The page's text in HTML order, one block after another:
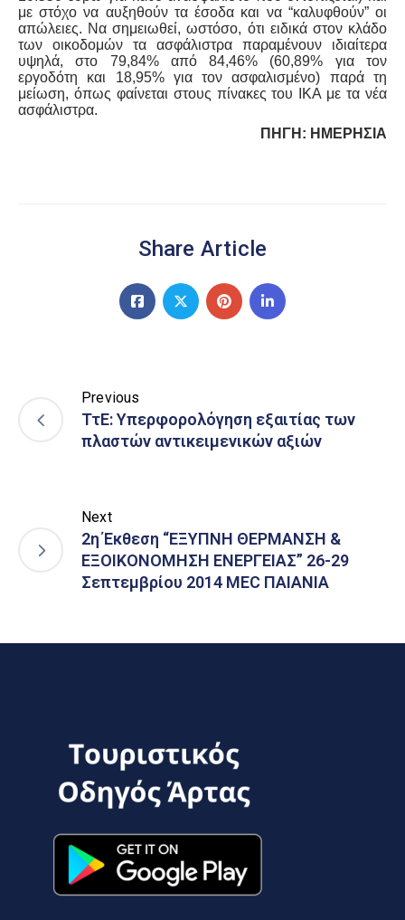
με στόχο να αυξηθούν τα έσοδα και να “καλυφθούν” οι
απώλειες. Να σημειωθεί, ωστόσο, ότι ειδικά στον κλάδο
των οικοδομών τα ασφάλιστρα παραμένουν ιδιαίτερα
υψηλά, στο 79,84% από 84,46% (60,89% για τον
εργοδότη και 18,95% για τον ασφαλισμένο) παρά τη
μείωση, όπως φαίνεται στους πίνακες του ΙΚΑ με τα νέα
ασφάλιστρα.
ΠΗΓΗ: ΗΜΕΡΗΣΙΑ
Share Article
Previous
ΤτΕ: Υπερφορολόγηση εξαιτίας των
πλαστών αντικειμενικών αξιών
Next
2η Έκθεση “ΕΞΥΠΝΗ ΘΕΡΜΑΝΣΗ &
ΕΞΟΙΚΟΝΟΜΗΣΗ ΕΝΕΡΓΕΙΑΣ” 26-29
Σεπτεμβρίου 2014 MEC ΠΑΙΑΝΙΑ